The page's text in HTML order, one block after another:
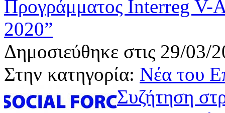
Προγράμματος Interreg V-
2020”
Δημοσιεύθηκε στις 29/03/
Στην κατηγορία: Νέα του
Συζήτηση